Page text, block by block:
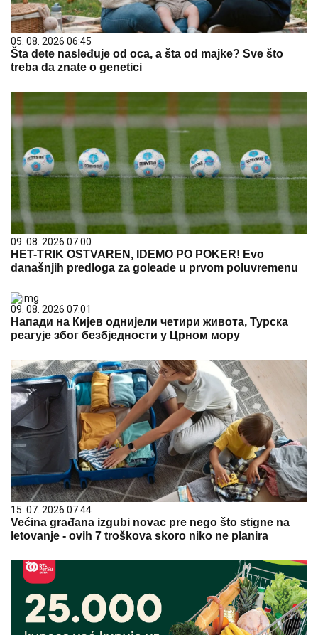
05. 08. 2026 06:45
Šta dete nasleđuje od oca, a šta od majke? Sve što
treba da znate o genetici
09. 08. 2026 07:00
HET-TRIK OSTVAREN, IDEMO PO POKER! Evo
današnjih predloga za goleade u prvom poluvremenu
09. 08. 2026 07:01
Напади на Кијев однијели четири живота, Турска
реагује због безбједности у Црном мору
15. 07. 2026 07:44
Većina građana izgubi novac pre nego što stigne na
letovanje - ovih 7 troškova skoro niko ne planira